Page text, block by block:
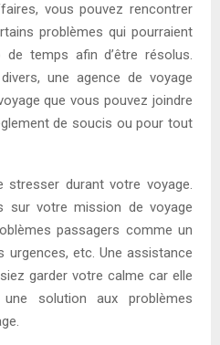
vous pouvez rencontrer
problèmes qui pourraient
de temps afin d’être résolus.
une agence de voyage
que vous pouvez joindre
de soucis ou pour tout
stresser durant votre voyage.
sur votre mission de voyage
passagers comme un
urgences, etc. Une assistance
garder votre calme car elle
solution aux problèmes